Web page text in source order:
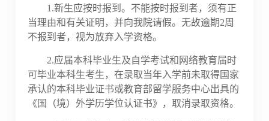
1.新生应按时报到。不能按时报到者，须有正
当理由和有关证明，并向我院请假。无故逾期2周
不报到者，视为放弃入学资格。
2.应届本科毕业生及自学考试和网络教育届时
可毕业本科生考生，在录取当年入学前未取得国家
承认的本科毕业证书或教育部留学服务中心出具的
《国（境）外学历学位认证书》，取消录取资格。